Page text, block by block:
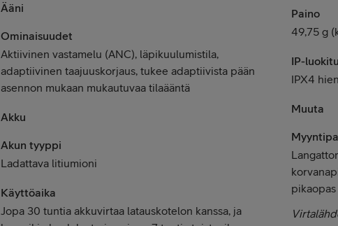
Ääni
Ominaisuudet
Aktiivinen vastamelu (ANC), läpikuulumistila,
adaptiivinen taajuuskorjaus, tukee adaptiivista pään
asennon mukaan mukautuvaa tilaääntä
Akku
Akun tyyppi
Ladattava litiumioni
Käyttöaika
Jopa 30 tuntia akkuvirtaa latauskotelon kanssa, ja
Paino
49,75 g
IP-
IPX4
Muuta
pikaopas